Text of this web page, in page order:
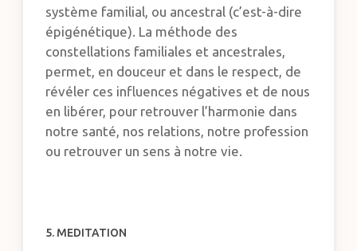
système familial, ou ancestral (c’est-à-dire
épigénétique). La méthode des
constellations familiales et ancestrales,
permet, en douceur et dans le respect, de
révéler ces influences négatives et de nous
en libérer, pour retrouver l’harmonie dans
notre santé, nos relations, notre profession
ou retrouver un sens à notre vie.
5. MEDITATION